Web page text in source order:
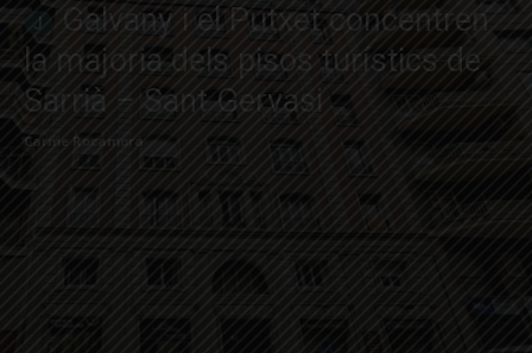
Galvany i el Putxet concentren
la majoria dels pisos turístics de
Sarrià – Sant Gervasi
Carme Rocamora